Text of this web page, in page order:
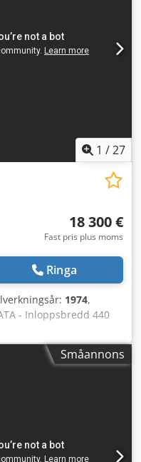
gott skick
Adqsa Nettopris: 18
(Priser kan ändras vid
1 /27
18 300 €
Fast pris plus moms
Ringa
1974,
- Inloppsbredd 440
Ujfx Adqea -
440 mm - Antal knivar 2
kuggad axel ovan och
- Elektrisk autorevers
-
bandmatare –
Småannons